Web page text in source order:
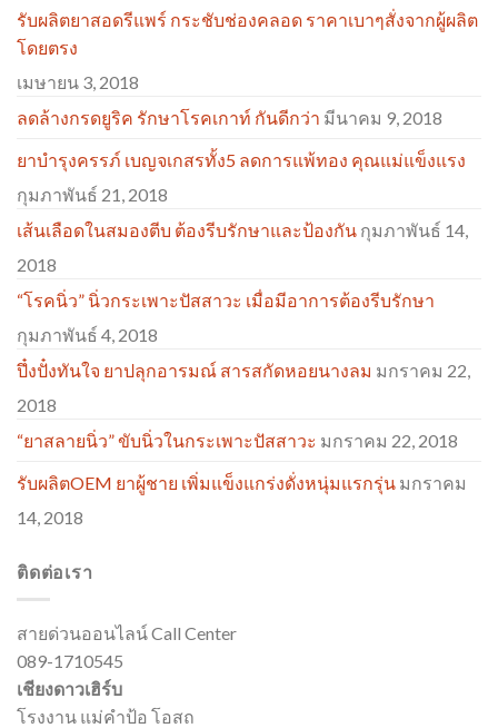
รับผลิตยาสอดรีแพร์ กระชับช่องคลอด ราคาเบาๆสั่งจากผู้ผลิต
โดยตรง
เมษายน 3, 2018
ลดล้างกรดยูริค รักษาโรคเกาท์ กันดีกว่า มีนาคม 9, 2018
ยาบำรุงครรภ์ เบญจเกสรทั้ง5 ลดการแพ้ทอง คุณแม่แข็งแรง
กุมภาพันธ์ 21, 2018
เส้นเลือดในสมองตีบ ต้องรีบรักษาและป้องกัน กุมภาพันธ์ 14,
2018
“โรคนิ่ว” นิ่วกระเพาะปัสสาวะ เมื่อมีอาการต้องรีบรักษา
กุมภาพันธ์ 4, 2018
ปึ๋งปั๋งทันใจ ยาปลุกอารมณ์ สารสกัดหอยนางลม มกราคม 22,
2018
“ยาสลายนิ่ว” ขับนิ่วในกระเพาะปัสสาวะ มกราคม 22, 2018
รับผลิตOEM ยาผู้ชาย เพิ่มแข็งแกร่งดั่งหนุ่มแรกรุ่น มกราคม
14, 2018
ติดต่อเรา
สายด่วนออนไลน์ Call Center
089-1710545
เชียงดาวเฮิร์บ
โรงงาน แม่คำป้อ โอสถ